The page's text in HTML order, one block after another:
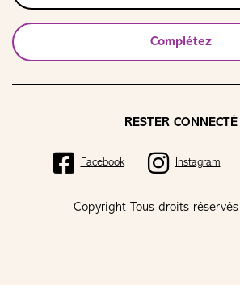
Complétez
Copyright Tous droits
RESTER CONNECTÉ
Facebook Instagram